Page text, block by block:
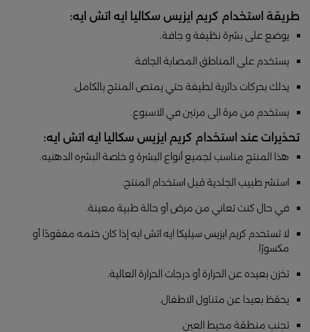
طريقة استخدام كريم ايزيس سكاليا ايه اتش ايه:
يوضع على بشرة نظيفة و جافة.
يستخدم على المناطق المصابة الجافة.
يدلك بحركات دائرية لطيفة حتي يمتص المنتج بالكامل.
يستخدم من مرة الى مرتين في الاسبوع.
تحذيرات عند استخدام كريم ايزيس سكاليا ايه اتش ايه:
هذا المنتج مناسب لجميع أنواع البشرة و خاصة البشره الدهنيه.
استشر طبيب الجلدية قبل استخدام المنتج.
في حال كنت تعاني من مرض أو حالة طبية معينة.
لا تستخدم كريم ايزيس سيليكا ايه اتش ايه إذا كان ختمه مفقودًا أو
مكسورًا.
تخزن بعيده عن الحرارة أو درجات الحرارة العالية.
يحقظ بعيدا عن متناول الاطفال.
تجنب منطقة محيط العين.